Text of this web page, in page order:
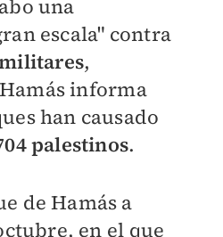
una
escala" contra
,
informa
han causado
palestinos.
de Hamás a
en el que